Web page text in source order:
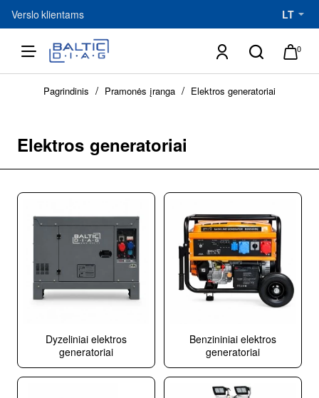
Verslo klientams LT
0
Elektros generatoriai
Pagrindinis Pramonės įranga Elektros generatoriai
Dyzeliniai elektros
generatoriai
Benzininiai elektros
generatoriai